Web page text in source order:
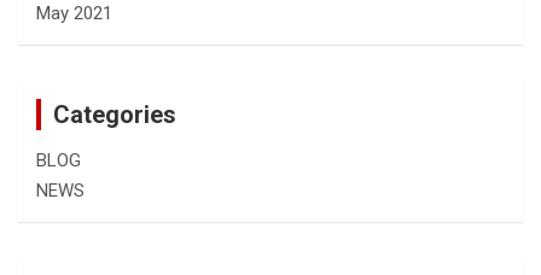
May 2021
Categories
BLOG
NEWS